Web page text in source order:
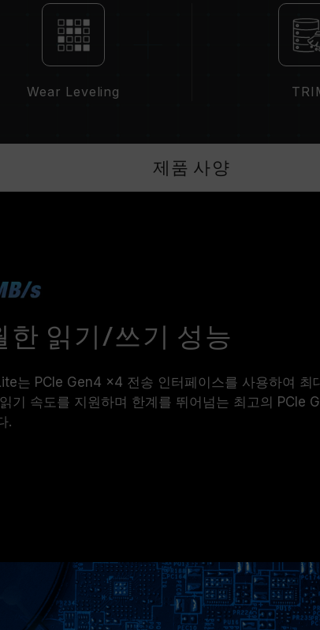
Wear Leveling
제품 사양
한 읽기/쓰기 성능
는 PCIe Gen4 x4 전송 인터페이스를 사용하여 최
기 속도를 지원하며 한계를 뛰어넘는 최고의 PCIe
.